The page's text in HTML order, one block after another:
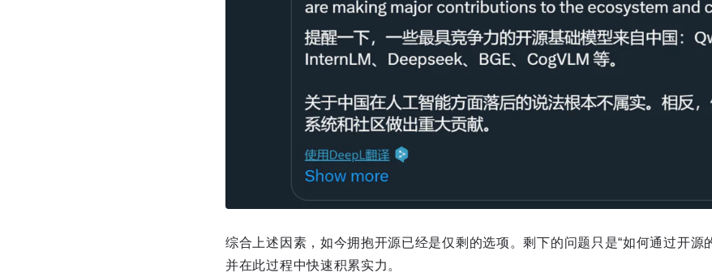
综合上述因素，如今拥抱开源已经是仅剩的选项。剩下的问题只是“如何通过开源
并在此过程中快速积累实力。